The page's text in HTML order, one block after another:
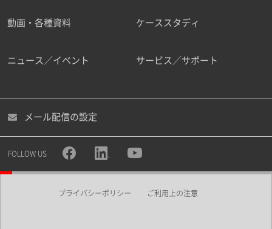
職種
動画・各種資料 ケーススタディ
ニュース／イベント サービス／サポート
メール配信の設定
FOLLOW US
プライバシーポリシー ご利用上の注意